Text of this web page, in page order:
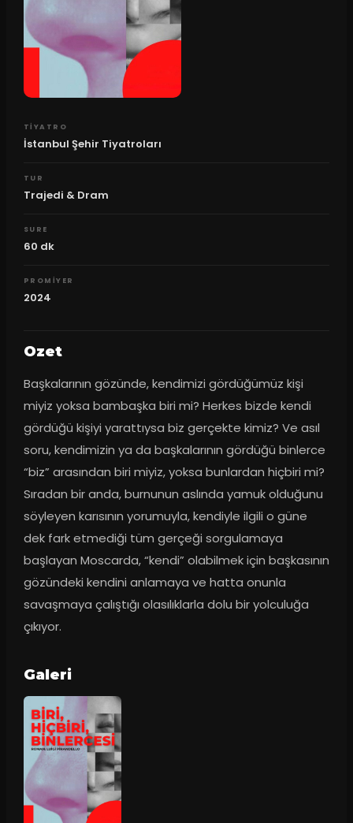
TIYATRO
İstanbul Şehir Tiyatroları
TUR
Trajedi & Dram
SURE
60 dk
PROMIYER
2024
Ozet
Başkalarının gözünde, kendimizi gördüğümüz kişi
miyiz yoksa bambaşka biri mi? Herkes bizde kendi
gördüğü kişiyi yarattıysa biz gerçekte kimiz? Ve asıl
soru, kendimizin ya da başkalarının gördüğü binlerce
“biz” arasından biri miyiz, yoksa bunlardan hiçbiri mi?
Sıradan bir anda, burnunun aslında yamuk olduğunu
söyleyen karısının yorumuyla, kendiyle ilgili o güne
dek fark etmediği tüm gerçeği sorgulamaya
başlayan Moscarda, “kendi” olabilmek için başkasının
gözündeki kendini anlamaya ve hatta onunla
savaşmaya çalıştığı olasılıklarla dolu bir yolculuğa
çıkıyor.
Galeri